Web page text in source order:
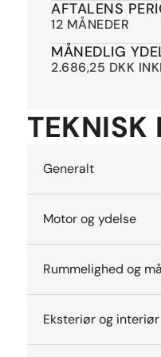
. Forbehold for positiv
AFTALENS
12 MÅNEDER
MÅNEDLIG
2.686,25 DKK
TEKNISK
Generalt
Motor og ydelse
Rummelighed og
Eksteriør og interiør